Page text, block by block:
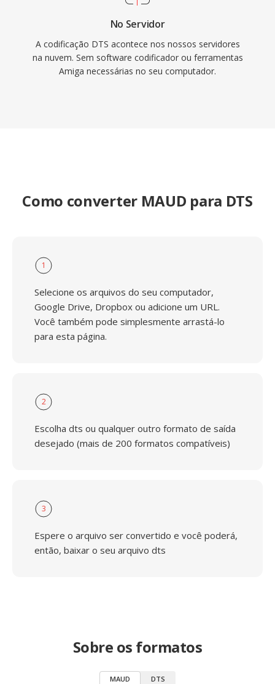
No Servidor
A codificação DTS acontece nos nossos servidores
na nuvem. Sem software codificador ou ferramentas
Amiga necessárias no seu computador.
Como converter MAUD para DTS
1
Selecione os arquivos do seu computador,
Google Drive, Dropbox ou adicione um URL.
Você também pode simplesmente arrastá-lo
para esta página.
2
Escolha dts ou qualquer outro formato de saída
desejado (mais de 200 formatos compatíveis)
3
Espere o arquivo ser convertido e você poderá,
então, baixar o seu arquivo dts
Sobre os formatos
MAUD DTS